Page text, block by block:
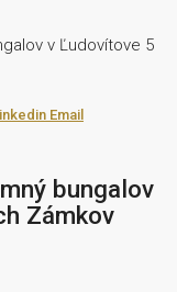
v Ľudovítove 5
Email
bungalov
Zámkov